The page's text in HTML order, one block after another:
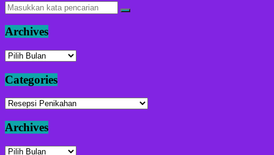
Archives
Archives
Categories
Categories
Archives
Archives